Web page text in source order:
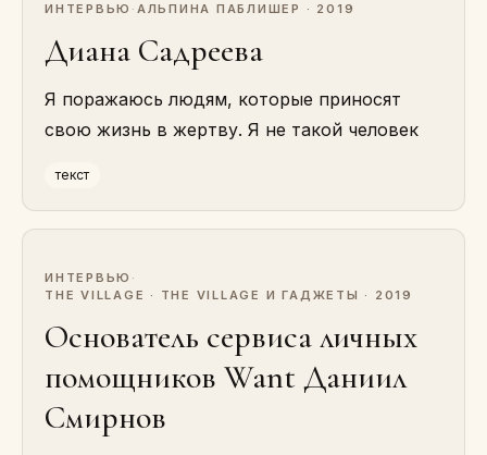
ИНТЕРВЬЮ · АЛЬПИНА ПАБЛИШЕР · 2019
Диана Садреева
Я поражаюсь людям, которые приносят
свою жизнь в жертву. Я не такой человек
текст
ИНТЕРВЬЮ ·
THE VILLAGE · THE VILLAGE И ГАДЖЕТЫ · 2019
Основатель сервиса личных
помощников Want Даниил
Смирнов